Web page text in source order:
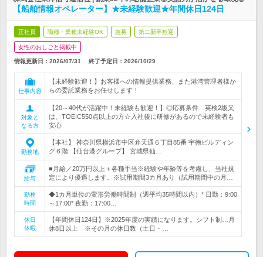
【船舶情報オペレーター】★未経験歓迎★年間休日124日
正社員 職種・業種未経験OK 急募 第二新卒歓迎
女性のおしごと掲載中
情報更新日：2026/07/31 終了予定日： 2026/10/29
仕事内容
【未経験歓迎！】お客様への情報提供業務、また港湾管理者様か
らの委託業務をお任せします！
対象と
なる方
【20～40代が活躍中！未経験も歓迎！】◎応募条件 英検2級又
は、TOEIC550点以上の方☆入社後に研修があるので未経験者も
安心
勤務地
【本社】 神奈川県横浜市中区弁天通６丁目85番 宇徳ビルディン
グ６階 【仙台港グループ】 宮城県仙…
給与
■月給／20万円以上＋各種手当※経験や年齢等を考慮し、当社規
定により優遇します。※試用期間3カ月あり（試用期間中の月…
勤務
時間
◆1カ月単位の変形労働時間制（週平均35時間以内）* 日勤：9:00
～17:00* 夜勤：17:00…
休日
休暇
【年間休日124日】※2025年度の実績になります。シフト制…月
休8日以上 ※その月の休日数（土日・…